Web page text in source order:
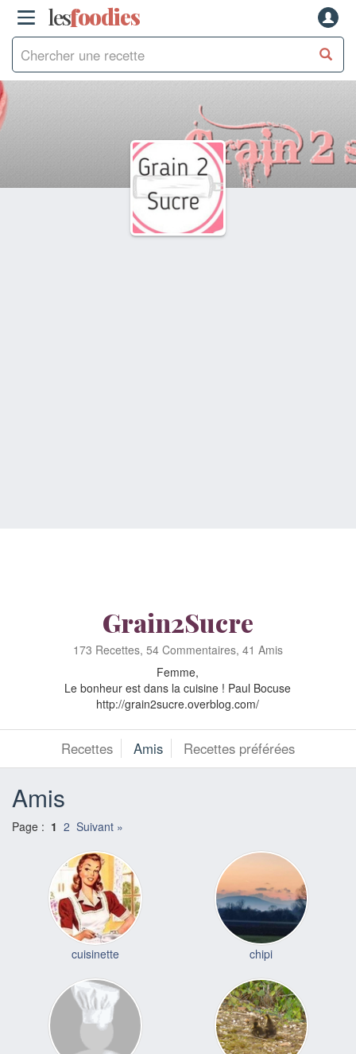
lesfoodies
Grain2Sucre
173 Recettes, 54 Commentaires, 41 Amis
Femme,
Le bonheur est dans la cuisine ! Paul Bocuse
http://grain2sucre.overblog.com/
Recettes Amis Recettes préférées
Amis
Page : 1 2 Suivant »
cuisinette chipi